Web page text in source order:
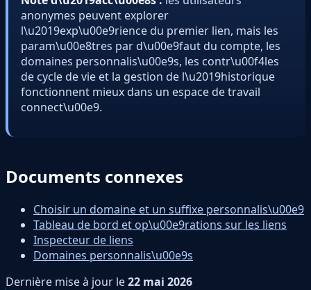
anonymes peuvent explorer
l\u2019exp\u00e9rience du premier lien, mais les
param\u00e8tres par d\u00e9faut du compte, les
domaines personnalis\u00e9s, les contr\u00f4les
de cycle de vie et la gestion de l\u2019historique
fonctionnent mieux dans un espace de travail
connect\u00e9.
Documents connexes
Choisir un domaine et un suffixe personnalis\u00e9
Tableau de bord et op\u00e9rations sur les liens
Inspecteur de liens
Domaines personnalis\u00e9s
Dernière mise à jour le22 mai 2026